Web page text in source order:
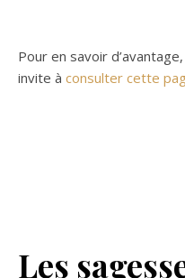
Pour en savoir
invite à consulter cette
Les